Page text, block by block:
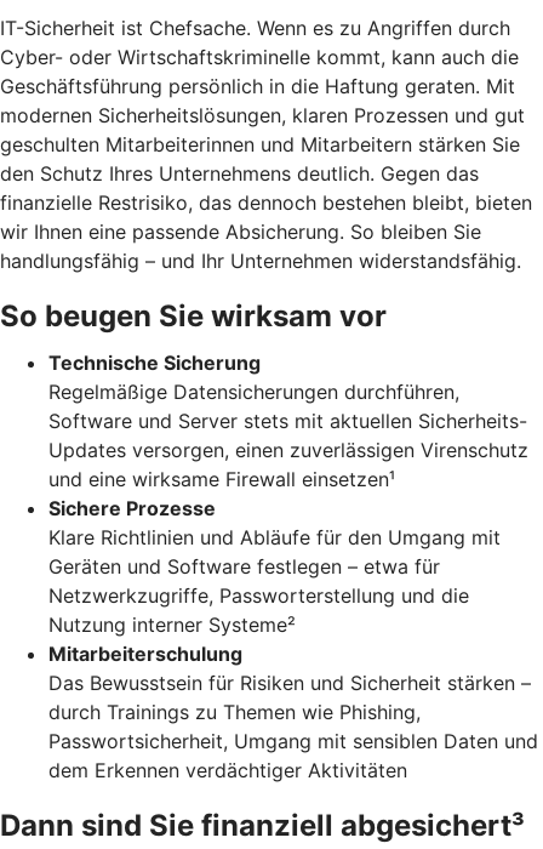
IT-Sicherheit ist Chefsache. Wenn es zu Angriffen durch
Cyber- oder Wirtschaftskriminelle kommt, kann auch die
Geschäftsführung persönlich in die Haftung geraten. Mit
modernen Sicherheitslösungen, klaren Prozessen und gut
geschulten Mitarbeiterinnen und Mitarbeitern stärken Sie
den Schutz Ihres Unternehmens deutlich. Gegen das
finanzielle Restrisiko, das dennoch bestehen bleibt, bieten
wir Ihnen eine passende Absicherung. So bleiben Sie
handlungsfähig – und Ihr Unternehmen widerstandsfähig.
So beugen Sie wirksam vor
Technische Sicherung
Regelmäßige Datensicherungen durchführen,
Software und Server stets mit aktuellen Sicherheits-
Updates versorgen, einen zuverlässigen Virenschutz
und eine wirksame Firewall einsetzen¹
Sichere Prozesse
Klare Richtlinien und Abläufe für den Umgang mit
Geräten und Software festlegen – etwa für
Netzwerkzugriffe, Passworterstellung und die
Nutzung interner Systeme²
Mitarbeiterschulung
Das Bewusstsein für Risiken und Sicherheit stärken –
durch Trainings zu Themen wie Phishing,
Passwortsicherheit, Umgang mit sensiblen Daten und
dem Erkennen verdächtiger Aktivitäten
Dann sind Sie finanziell abgesichert³